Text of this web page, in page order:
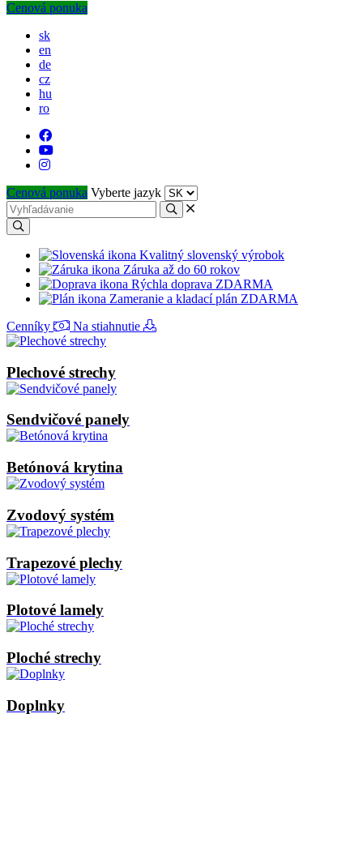
Cenová ponuka
sk
en
de
cz
hu
ro
Cenová ponuka Vyberte jazyk
Kvalitný slovenský výrobok
Záruka až do 60 rokov
Rýchla doprava ZDARMA
Zameranie a kladací plán ZDARMA
Cenníky
Na stiahnutie
Plechové strechy
Sendvičové panely
Betónová krytina
Zvodový systém
Trapezové plechy
Plotové lamely
Ploché strechy
Doplnky